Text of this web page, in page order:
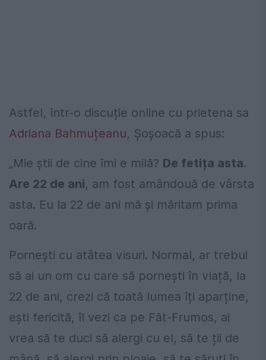
Astfel, într-o discuție online cu prietena sa
Adriana Bahmuțeanu, Șoșoacă a spus:
„Mie știi de cine îmi e milă? De fetița asta.
Are 22 de ani, am fost amândouă de vârsta
asta. Eu la 22 de ani mă și măritam prima
oară.
Pornești cu atâtea visuri. Normal, ar trebui
să ai un om cu care să pornești în viață, la
22 de ani, crezi că toată lumea îți aparține,
ești fericită, îl vezi ca pe Făt-Frumos, ai
vrea să te duci să alergi cu el, să te ții de